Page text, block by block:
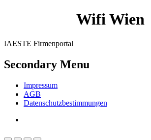
Wifi Wien
IAESTE Firmenportal
Secondary Menu
Impressum
AGB
Datenschutzbestimmungen